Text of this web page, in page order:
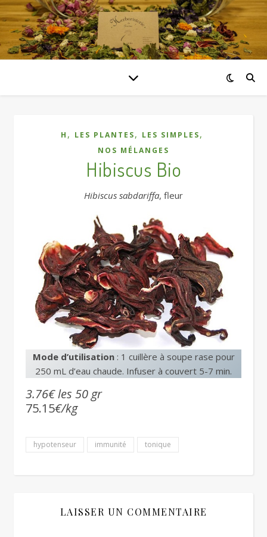
H , LES PLANTES, LES SIMPLES,
NOS MÉLANGES
Hibiscus Bio
Hibiscus sabdariffa, fleur
Mode d’utilisation: 1 cuillère à soupe rase pour
250 mL d’eau chaude. Infuser à couvert 5-7 min.
3.76€ les 50 gr
75.15€/kg
hypotenseur immunité tonique
LAISSER UN COMMENTAIRE